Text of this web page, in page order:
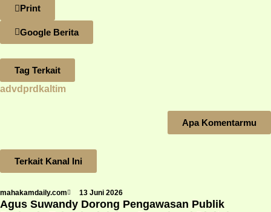
Print
Google Berita
Tag Terkait
advdprdkaltim
Apa Komentarmu
Terkait Kanal Ini
mahakamdaily.com 13 Juni 2026
Agus Suwandy Dorong Pengawasan Publik